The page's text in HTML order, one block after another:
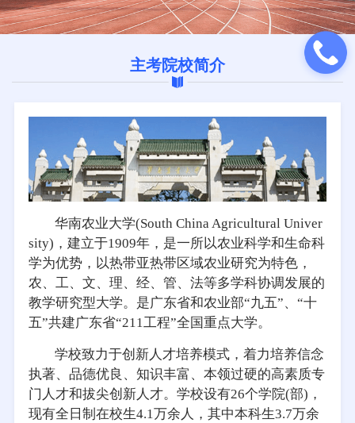
主考院校简介
华南农业大学(South China Agricultural Univer
sity)，建立于1909年，是一所以农业科学和生命科
学为优势，以热带亚热带区域农业研究为特色，
农、工、文、理、经、管、法等多学科协调发展的
教学研究型大学。是广东省和农业部“九五”、“十
五”共建广东省“211工程”全国重点大学。
学校致力于创新人才培养模式，着力培养信念
执著、品德优良、知识丰富、本领过硬的高素质专
门人才和拔尖创新人才。学校设有26个学院(部)，
现有全日制在校生4.1万余人，其中本科生3.7万余